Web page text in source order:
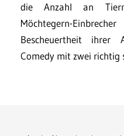
die Anzahl an
Möchtegern-
Bescheuertheit ihrer
Comedy mit zwei richtig